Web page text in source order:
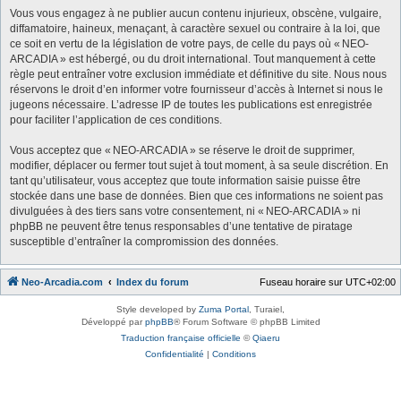
Vous vous engagez à ne publier aucun contenu injurieux, obscène, vulgaire,
diffamatoire, haineux, menaçant, à caractère sexuel ou contraire à la loi, que
ce soit en vertu de la législation de votre pays, de celle du pays où « NEO-
ARCADIA » est hébergé, ou du droit international. Tout manquement à cette
règle peut entraîner votre exclusion immédiate et définitive du site. Nous nous
réservons le droit d’en informer votre fournisseur d’accès à Internet si nous le
jugeons nécessaire. L’adresse IP de toutes les publications est enregistrée
pour faciliter l’application de ces conditions.
Vous acceptez que « NEO-ARCADIA » se réserve le droit de supprimer,
modifier, déplacer ou fermer tout sujet à tout moment, à sa seule discrétion. En
tant qu’utilisateur, vous acceptez que toute information saisie puisse être
stockée dans une base de données. Bien que ces informations ne soient pas
divulguées à des tiers sans votre consentement, ni « NEO-ARCADIA » ni
phpBB ne peuvent être tenus responsables d’une tentative de piratage
susceptible d’entraîner la compromission des données.
Neo-Arcadia.com Index du forum Fuseau horaire sur UTC+02:00
Style developed by Zuma Portal , Turaiel,
Développé parphpBB® Forum Software © phpBB Limited
Traduction française officielle ©Qiaeru
Confidentialité | Conditions